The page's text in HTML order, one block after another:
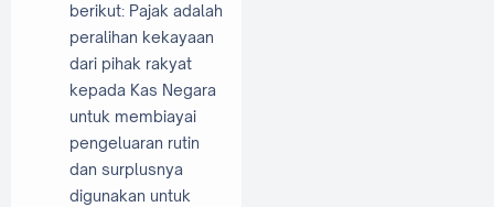
berikut: Pajak adalah
peralihan kekayaan
dari pihak rakyat
kepada Kas Negara
untuk membiayai
pengeluaran rutin
dan surplusnya
digunakan untuk